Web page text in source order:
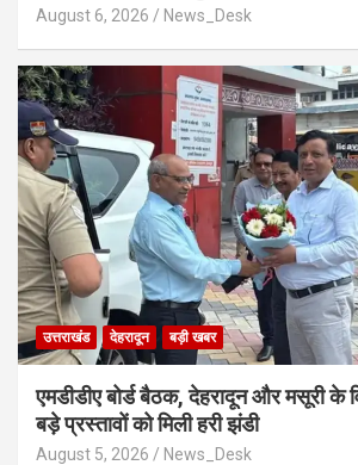
August 6, 2026 News_Desk
उत्तराखंड देहरादून बड़ी खबर
एमडीडीए बोर्ड बैठक, देहरादून और मसूरी के
बड़े प्रस्तावों को मिली हरी झंडी
August 5, 2026 News_Desk